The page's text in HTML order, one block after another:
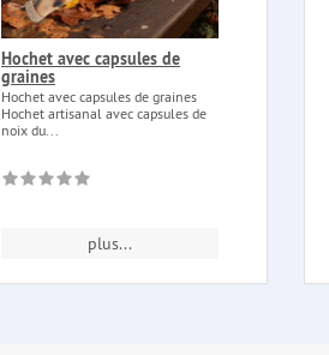
Hochet avec capsules de
graines
Hochet avec capsules de graines
Hochet artisanal avec capsules de
noix du...
plus...